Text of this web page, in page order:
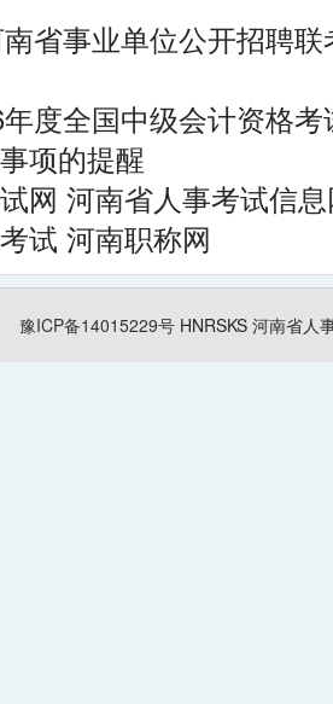
省事业单位公开招聘
度全国中级会计资格
项的提醒
网 河南省人事考试信
试 河南职称网
豫ICP备14015229号 HNRSKS 河南省人